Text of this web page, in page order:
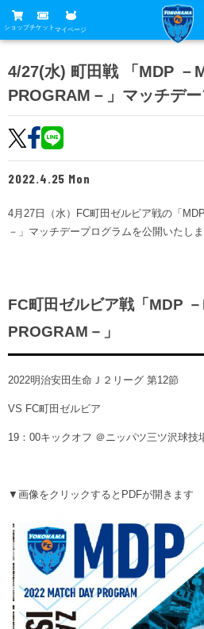
ショップチケット マイページ
グッズ
ホームタウン
トップチーム
メディア
試合
試合日程
チケット
チケットガイド
席種・価格表
チケット購入方法
ニッパツシート
Buy Ticket Here
チーム
選手・スタッフ
観戦ガイド
クラブ概要
フリ丸のページ
ニッパツ横浜FCシーガルズ
ゲームスチュワード
学生インターンシップ
ファン
横浜FC公式オンラインショップ
スタータークラブ
スペシャルコンテンツ
育成ビジョン
試合日程・結果
アカデミー選手
サッカースクール
チアスクール
パートナー
4/27(水) 町田戦 「MDP －
PROGRAM－」マッチデ
2022.4.25 Mon
4月27日（水）FC町田ゼルビア戦の「
－」マッチデープログラムを公開いたしま
FC町田ゼルビア戦「MDP
PROGRAM－」
2022明治安田生命Ｊ２リーグ 第12節
VS FC町田ゼルビア
19：00キックオフ ＠ニッパツ三ツ沢球技
▼画像をクリックするとPDFが開きます